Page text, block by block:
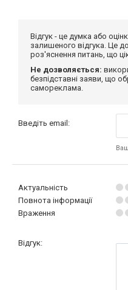
Відгук - це думка або
залишеного відгука. Це
роз'яснення питань, що
Не дозволяється:
безпідставні заяви, що
самореклама.
Введіть email:
Актуальність
Повнота інформації
Враження
Відгук: